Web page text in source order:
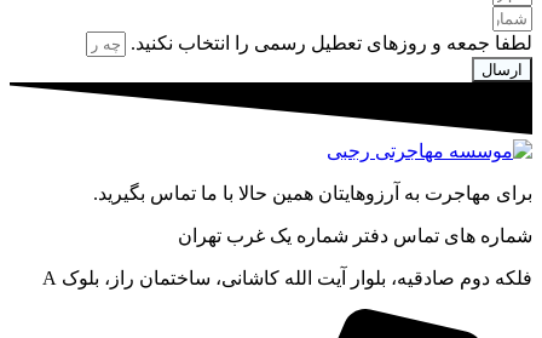
لطفا جمعه و روزهای تعطیل رسمی را انتخاب نکنید.
ارسال
برای مهاجرت به آرزوهایتان همین حالا با ما تماس بگیرید.
شماره های تماس دفتر شماره یک غرب تهران
فلکه دوم صادقیه، بلوار آیت الله کاشانی، ساختمان راز، بلوک A